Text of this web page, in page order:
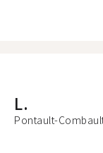
L.
Pontault-